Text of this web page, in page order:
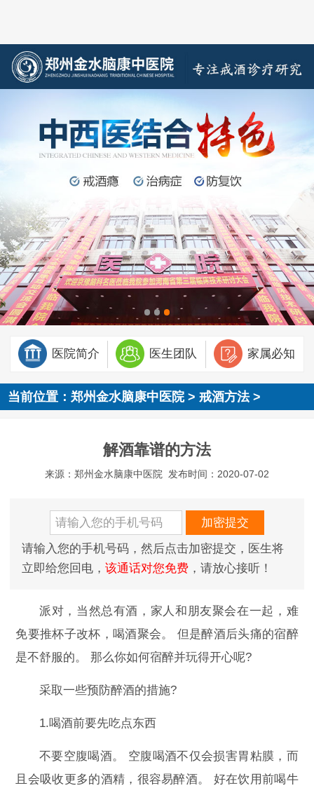
医院简介 医生团队 家属必知
当前位置：郑州金水脑康中医院>戒酒方法>
解酒靠谱的方法
来源：郑州金水脑康中医院 发布时间：2020-07-02
请输入您的手机号码，然后点击加密提交，医生将
立即给您回电， 该通话对您免费，请放心接听！
派对，当然总有酒，家人和朋友聚会在一起，难
免要推杯子改杯，喝酒聚会。 但是醉酒后头痛的宿醉
是不舒服的。 那么你如何宿醉并玩得开心呢?
采取一些预防醉酒的措施?
1.喝酒前要先吃点东西
不要空腹喝酒。 空腹喝酒不仅会损害胃粘膜，而
且会吸收更多的酒精，很容易醉酒。 好在饮用前喝牛